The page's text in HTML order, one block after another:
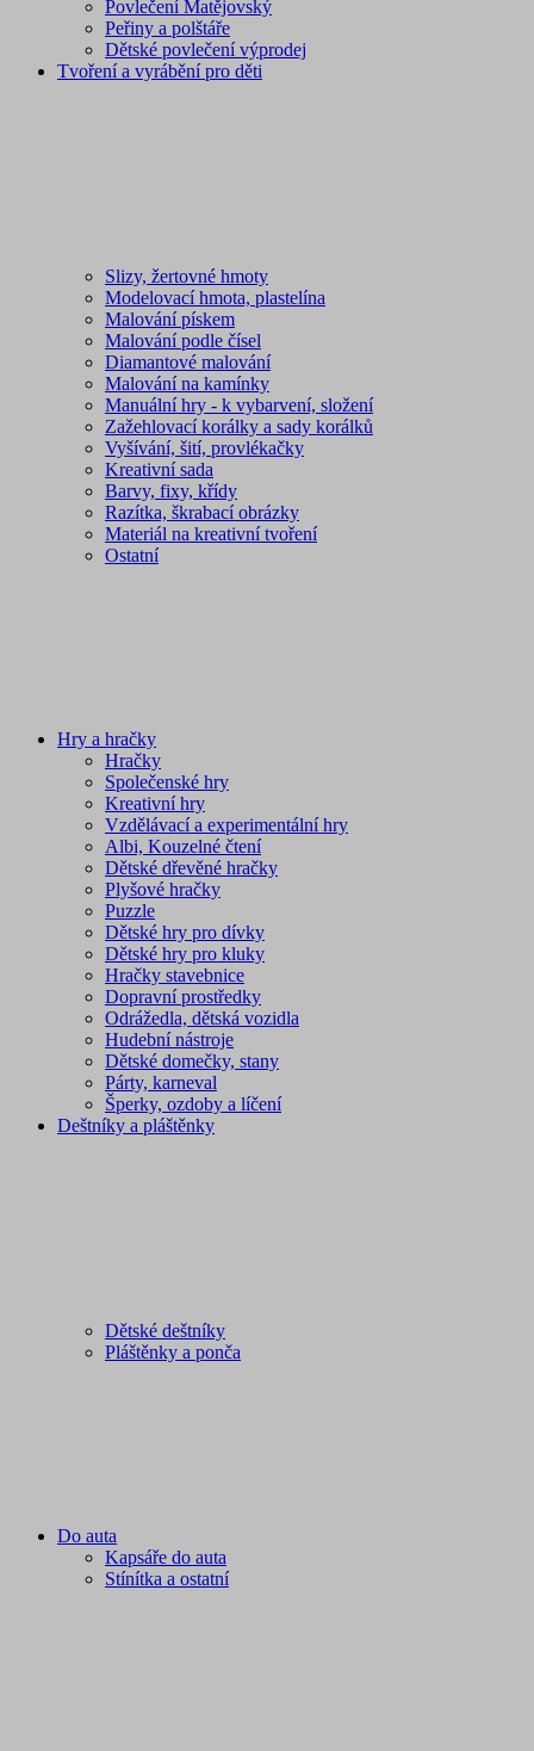
Povlečení Matějovský
Peřiny a polštáře
Dětské povlečení výprodej
Tvoření a vyrábění pro děti
Slizy, žertovné hmoty
Modelovací hmota, plastelína
Malování pískem
Malování podle čísel
Diamantové malování
Malování na kamínky
Manuální hry - k vybarvení, složení
Zažehlovací korálky a sady korálků
Vyšívání, šití, provlékačky
Kreativní sada
Barvy, fixy, křídy
Razítka, škrabací obrázky
Materiál na kreativní tvoření
Ostatní
Hry a hračky
Hračky
Společenské hry
Kreativní hry
Vzdělávací a experimentální hry
Albi, Kouzelné čtení
Dětské dřevěné hračky
Plyšové hračky
Puzzle
Dětské hry pro dívky
Dětské hry pro kluky
Hračky stavebnice
Dopravní prostředky
Odrážedla, dětská vozidla
Hudební nástroje
Dětské domečky, stany
Párty, karneval
Šperky, ozdoby a líčení
Deštníky a pláštěnky
Dětské deštníky
Pláštěnky a ponča
Do auta
Kapsáře do auta
Stínítka a ostatní